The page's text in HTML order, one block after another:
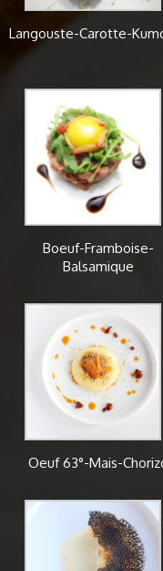
Langouste-Carotte-
Boeuf-Framboise-
Balsamique
Oeuf 63°-Mais-